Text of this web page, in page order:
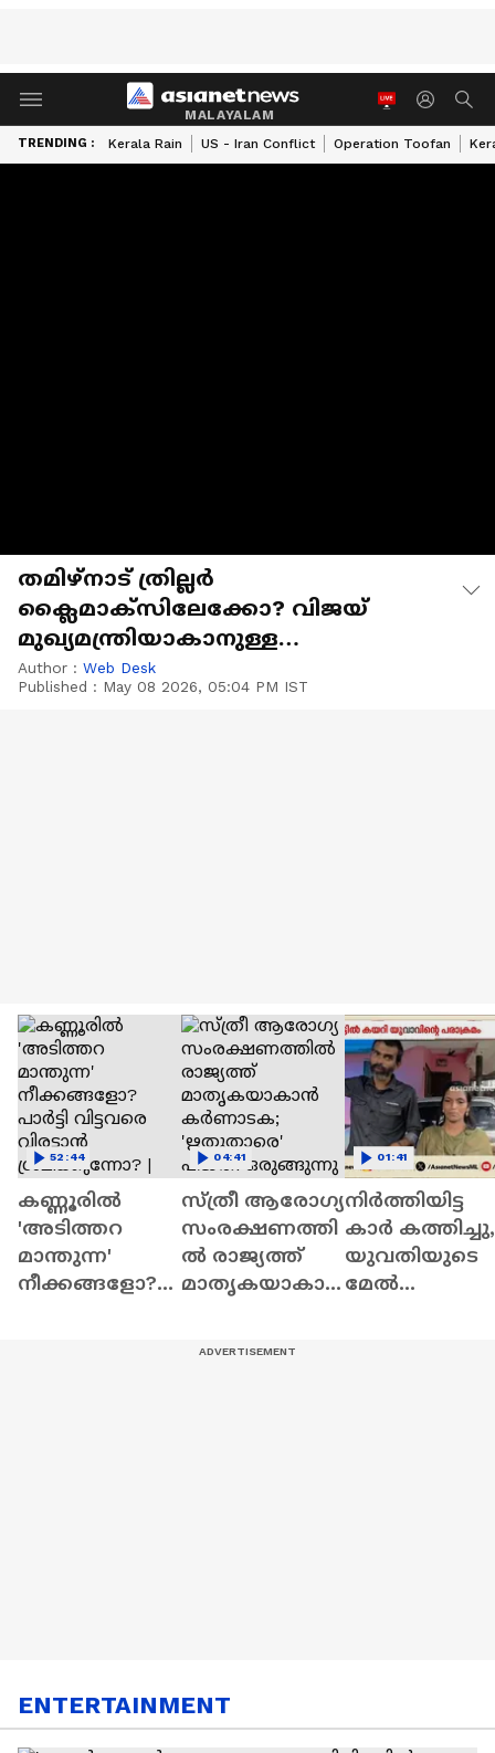
MALAYALAM
TRENDING : Kerala Rain US - Iran Conflict Operation Toofan
തമിഴ്നാട് ത്രില്ലർ
ക്ലൈമാക്സിലേക്കോ? വിജയ്
മുഖ്യമന്ത്രിയാകാനുള്ള
സാധ്യതയേറി
Author : Web Desk
Published : May 08 2026, 05:04 PM IST
കണ്ണൂരിൽ
'അടിത്തറ
മാന്തുന്ന'
നീക്കങ്ങളോ?
52:44
സ്ത്രീ ആരോഗ്യ
സംരക്ഷണത്തി
ൽ രാജ്യത്ത്
മാതൃകയാകാ
04:41
നിർത്തിയിട്ട
കാർ കത്തിച്ചു,
യുവതിയുടെ
മേൽ
01:41
ENTERTAINMENT